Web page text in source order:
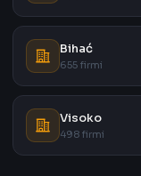
Bihać
655 firmi
Visoko
498 firmi